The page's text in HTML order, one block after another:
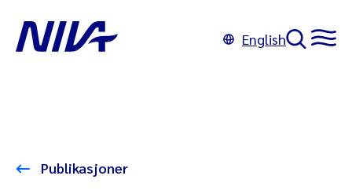
English
Publikasjoner